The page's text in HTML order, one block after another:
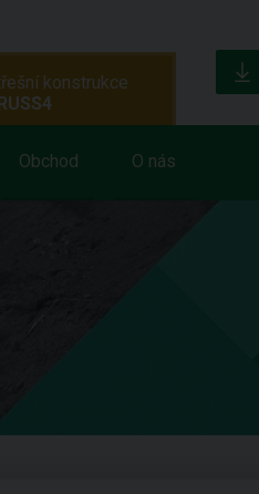
Obchod O nás
konstrukce